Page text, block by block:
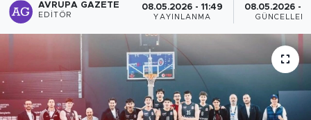
AVRUPA GAZETE
EDITÖR
08.05.2026 - 11:49
YAYINLANMA
08.05.2026 -